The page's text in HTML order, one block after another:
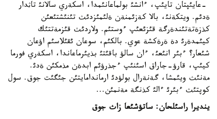
-عايئپتان تايئپ، ءانشئ بولماعانئمدا، اسكةري سالانئ تاثدار
ةدئم. ويتكةنئ، بالا كةزئمنةن ةلئمئزدئث تئنئشتئعئن
كذزةتةتئندةرگة قئزئعئپ ءوستئم. ولاردئث قئزمةتتئك
كيئمدةرئ دة ةرةكشة عوي. بالكئم، سوعان ئقئلاسئم اؤعان
شئعار؟ ءبئر انئعئ، ءان سالؤ باقئتئ بذيئرماعاندا، اسكةري فورما
كيئپ، قارؤ-جاراق اسئنئپ ءجذرؤئم ابدةن مذمكئن ةدئ.
مةنئث ويئمشا، گةنةرال بولؤدئ ارماندامايتئن جئگئت جوق. سول
كوپتئث ءبئرئ ءالئ كذنگة مةنمئن...
ينديرا راسئلحان: ساتؤشئعا زاث جوق